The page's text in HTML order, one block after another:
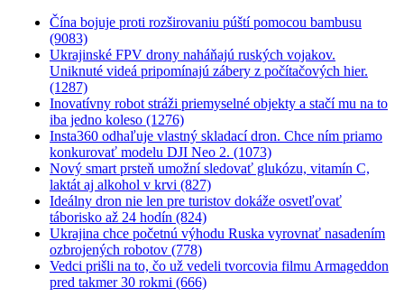
Čína bojuje proti rozširovaniu púští pomocou bambusu
(9083)
Ukrajinské FPV drony naháňajú ruských vojakov.
Uniknuté videá pripomínajú zábery z počítačových hier.
(1287)
Inovatívny robot stráži priemyselné objekty a stačí mu na to
iba jedno koleso (1276)
Insta360 odhaľuje vlastný skladací dron. Chce ním priamo
konkurovať modelu DJI Neo 2. (1073)
Nový smart prsteň umožní sledovať glukózu, vitamín C,
laktát aj alkohol v krvi (827)
Ideálny dron nie len pre turistov dokáže osvetľovať
táborisko až 24 hodín (824)
Ukrajina chce početnú výhodu Ruska vyrovnať nasadením
ozbrojených robotov (778)
Vedci prišli na to, čo už vedeli tvorcovia filmu Armageddon
pred takmer 30 rokmi (666)